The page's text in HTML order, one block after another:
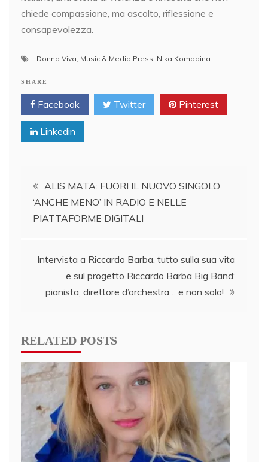
chiede compassione, ma ascolto, riflessione e
consapevolezza.
Donna Viva Music & Media Press Nika Komadina
SHARE
Facebook Twitter Pinterest
Linkedin
Post
navigation
ALIS MATA: FUORI IL NUOVO SINGOLO
‘ANCHE MENO’ IN RADIO E NELLE
PIATTAFORME DIGITALI
Intervista a Riccardo Barba, tutto sulla sua vita
e sul progetto Riccardo Barba Big Band:
pianista, direttore d’orchestra… e non solo!
RELATED POSTS